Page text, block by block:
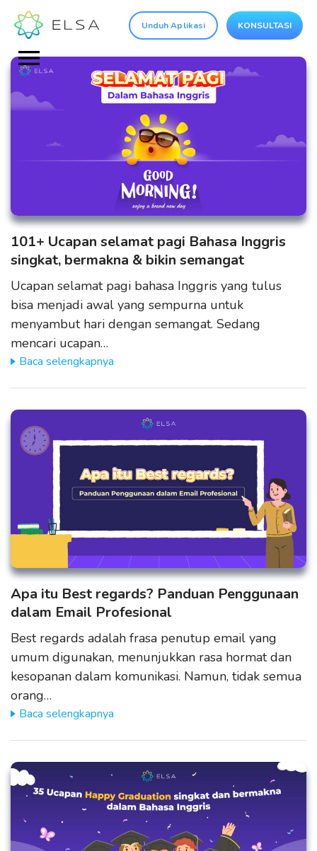
Unduh Aplikasi KONSULTASI
101+ Ucapan selamat pagi Bahasa Inggris
singkat, bermakna & bikin semangat
Ucapan selamat pagi bahasa Inggris yang tulus
bisa menjadi awal yang sempurna untuk
menyambut hari dengan semangat. Sedang
mencari ucapan…
Baca selengkapnya
Apa itu Best regards? Panduan Penggunaan
dalam Email Profesional
Best regards adalah frasa penutup email yang
umum digunakan, menunjukkan rasa hormat dan
kesopanan dalam komunikasi. Namun, tidak semua
orang…
Baca selengkapnya